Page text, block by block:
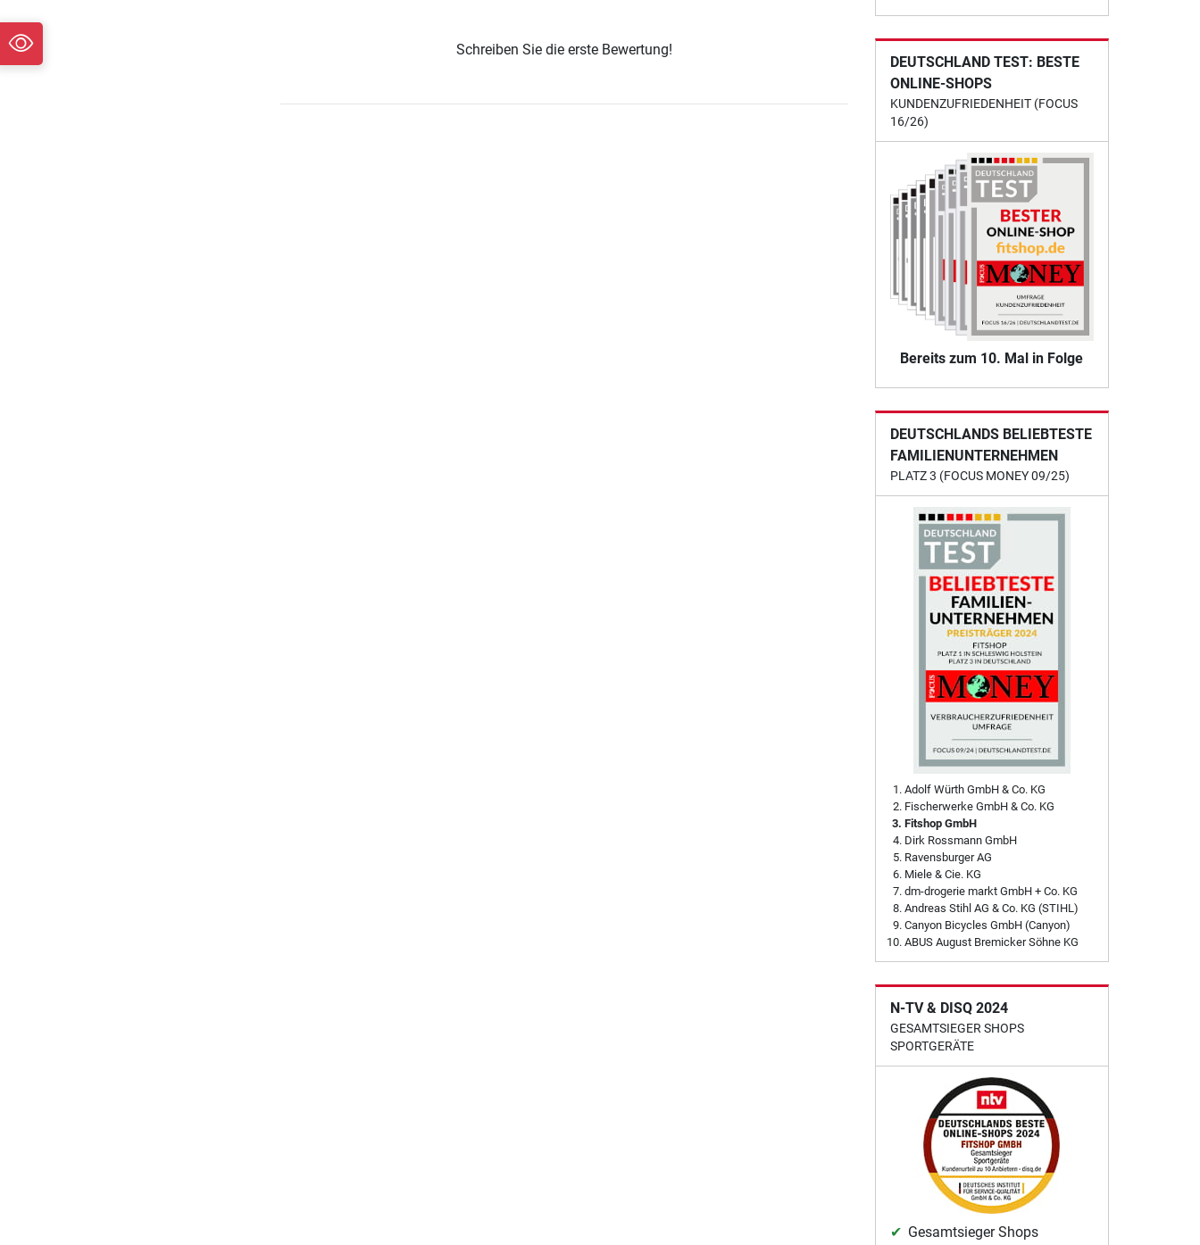
Schreiben Sie die erste Bewertung!
DEUTSCHLAND TEST: BESTE
ONLINE-SHOPS
KUNDENZUFRIEDENHEIT (FOCUS
16/26)
Bereits zum 10. Mal in Folge
DEUTSCHLANDS BELIEBTESTE
FAMILIENUNTERNEHMEN
PLATZ 3 (FOCUS MONEY 09/25)
Adolf Würth GmbH & Co. KG
Fischerwerke GmbH & Co. KG
Fitshop GmbH
Dirk Rossmann GmbH
Ravensburger AG
Miele & Cie. KG
dm-drogerie markt GmbH + Co. KG
Andreas Stihl AG & Co. KG (STIHL)
Canyon Bicycles GmbH (Canyon)
ABUS August Bremicker Söhne KG
N-TV & DISQ 2024
GESAMTSIEGER SHOPS
SPORTGERÄTE
Gesamtsieger Shops